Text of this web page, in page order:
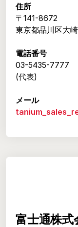
住所
〒141-8672
東京都品川区大
電話番号
03-5435-7777
(代表)
メール
富士通株式